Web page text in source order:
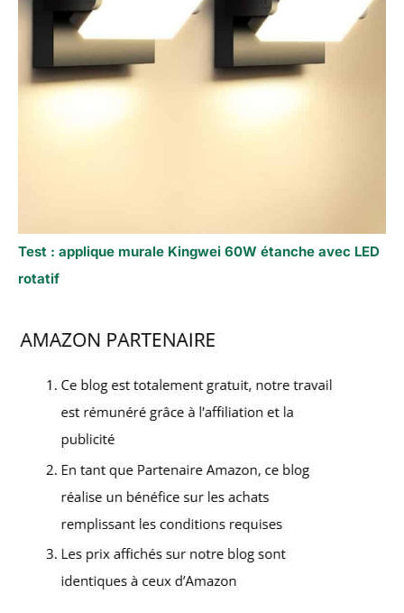
Test : applique murale Kingwei 60W étanche avec LED
rotatif